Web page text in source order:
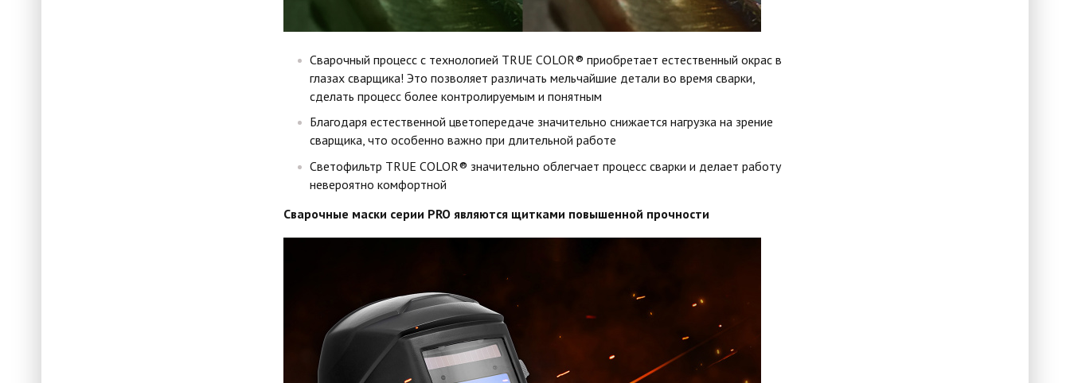
Сварочный процесс с технологией TRUE COLOR® приобретает естественный окрас в
глазах сварщика! Это позволяет различать мельчайшие детали во время сварки,
сделать процесс более контролируемым и понятным
Благодаря естественной цветопередаче значительно снижается нагрузка на зрение
сварщика, что особенно важно при длительной работе
Светофильтр TRUE COLOR® значительно облегчает процесс сварки и делает работу
невероятно комфортной
Сварочные маски серии PRO являются щитками повышенной прочности